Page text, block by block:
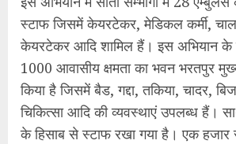
स्टाफ जिसमें केयरटेकर, मेडिकल कर्मी,
केयरटेकर आदि शामिल हैं। इस अभियान के
1000 आवासीय क्षमता का भवन भरतपुर
किया है जिसमें बैड, गद्दा, तकिया, चादर,
चिकित्सा आदि की व्यवस्थाएं उपलब्ध हैं।
के हिसाब से स्टाफ रखा गया है। एक